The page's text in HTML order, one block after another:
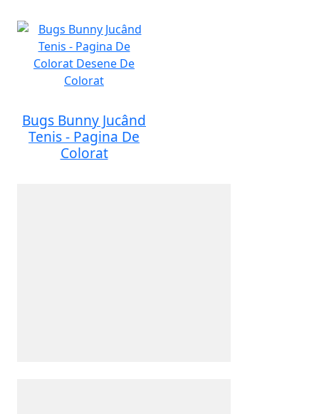
Bugs Bunny Jucând
Tenis - Pagina De
Colorat